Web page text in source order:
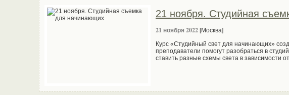
21 ноября. Студийная
21 ноября 2022 [Москва]
Курс «Студийный свет для начинающих»
преподаватели помогут разобраться в
ставить разные схемы света в зависимости